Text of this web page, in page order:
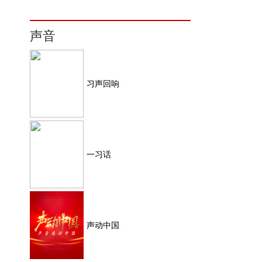
声音
习声回响
一习话
声动中国